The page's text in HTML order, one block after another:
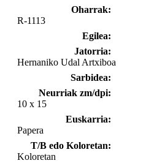
Oharrak:
R-1113
Egilea:
Jatorria:
Hernaniko Udal Artxiboa
Sarbidea:
Neurriak zm/dpi:
10 x 15
Euskarria:
Papera
T/B edo Koloretan:
Koloretan